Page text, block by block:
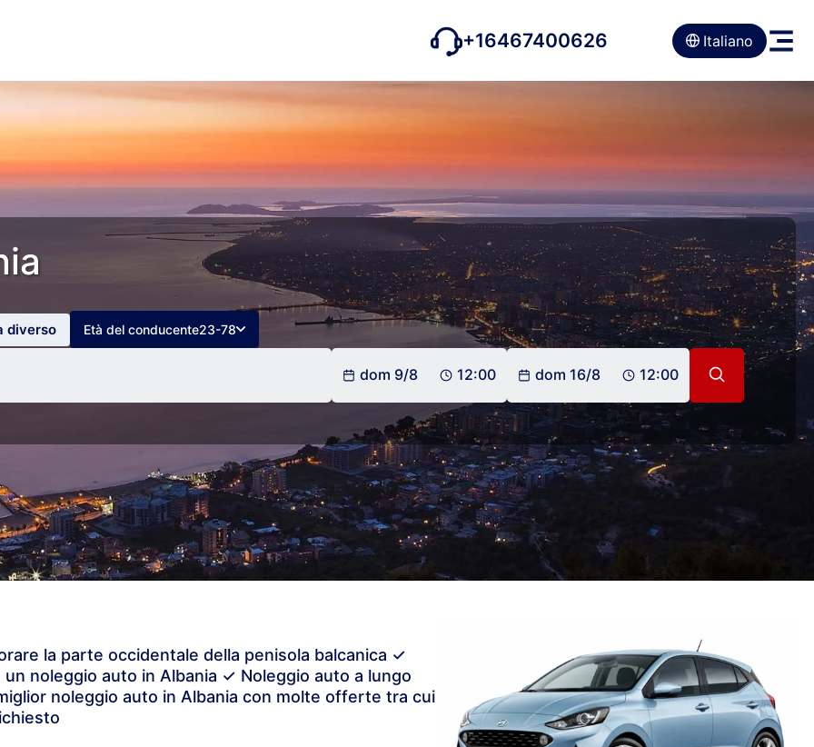
+16467400626 Italiano
diverso Età del conducente23-78
dom 9/8 12:00 dom 16/8 12:00
la parte occidentale della penisola balcanica ✓
noleggio auto in Albania ✓ Noleggio auto a lungo
noleggio auto in Albania con molte offerte tra cui